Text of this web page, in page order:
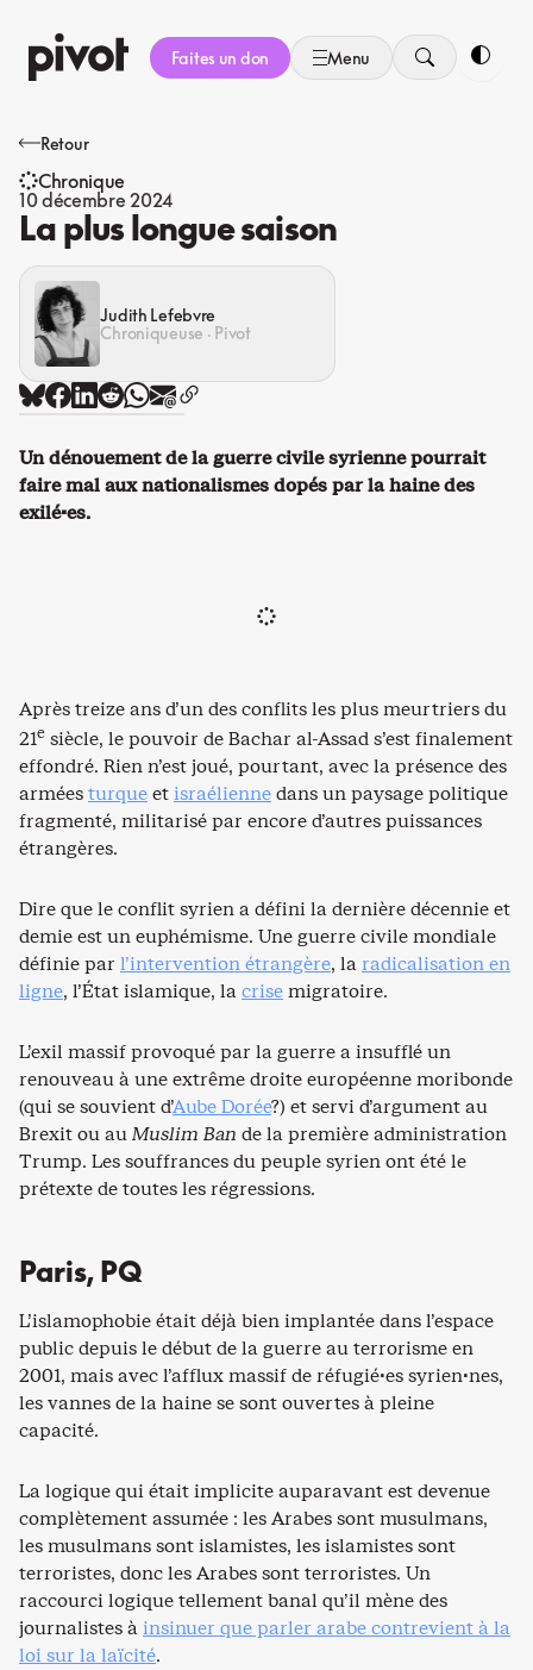
au
contenu
Faites un don Menu
Retour
Chronique
10 décembre 2024
La plus longue saison
Judith Lefebvre
Chroniqueuse · Pivot
Un dénouement de la guerre civile syrienne pourrait
faire mal aux nationalismes dopés par la haine des
exilé·es.
Après treize ans d’un des conflits les plus meurtriers du
21e siècle, le pouvoir de Bachar al-Assad s’est finalement
effondré. Rien n’est joué, pourtant, avec la présence des
arméesturqueetisraéliennedans un paysage politique
fragmenté, militarisé par encore d’autres puissances
étrangères.
Dire que le conflit syrien a défini la dernière décennie et
demie est un euphémisme. Une guerre civile mondiale
définie par l’intervention étrangère, laradicalisation en
ligne, l’État islamique, lacrisemigratoire.
L’exil massif provoqué par la guerre a insufflé un
renouveau à une extrême droite européenne moribonde
(qui se souvient d’Aube Dorée?) et servi d’argument au
Brexit ou auMuslim Ban de la première administration
Trump. Les souffrances du peuple syrien ont été le
prétexte de toutes les régressions.
Paris, PQ
L’islamophobie était déjà bien implantée dans l’espace
public depuis le début de la guerre au terrorisme en
2001, mais avec l’afflux massif de réfugié·es syrien·nes,
les vannes de la haine se sont ouvertes à pleine
capacité.
La logique qui était implicite auparavant est devenue
complètement assumée : les Arabes sont musulmans,
les musulmans sont islamistes, les islamistes sont
terroristes, donc les Arabes sont terroristes. Un
raccourci logique tellement banal qu’il mène des
journalistes àinsinuer que parler arabe contrevient à la
loi sur la laïcité.